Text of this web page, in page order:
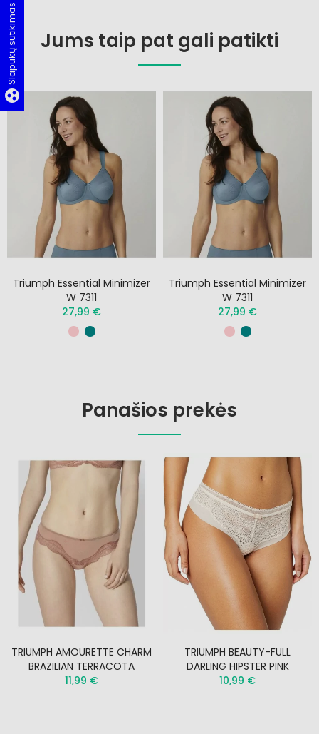
Jums taip pat gali patikti
Triumph Essential Minimizer
W 7311
27,99 €
Triumph Essential Minimizer
W 7311
27,99 €
Panašios prekės
TRIUMPH AMOURETTE CHARM
BRAZILIAN TERRACOTA
11,99 €
TRIUMPH BEAUTY-FULL
DARLING HIPSTER PINK
10,99 €
group_work
Slapukų sutikimas